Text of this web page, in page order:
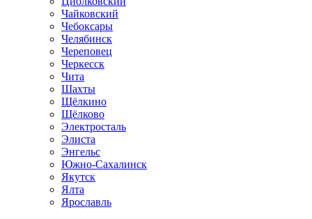
Чайковский
Чебоксары
Челябинск
Череповец
Черкесск
Чита
Шахты
Щёлкино
Щёлково
Электросталь
Элиста
Энгельс
Южно-Сахалинск
Якутск
Ялта
Ярославль